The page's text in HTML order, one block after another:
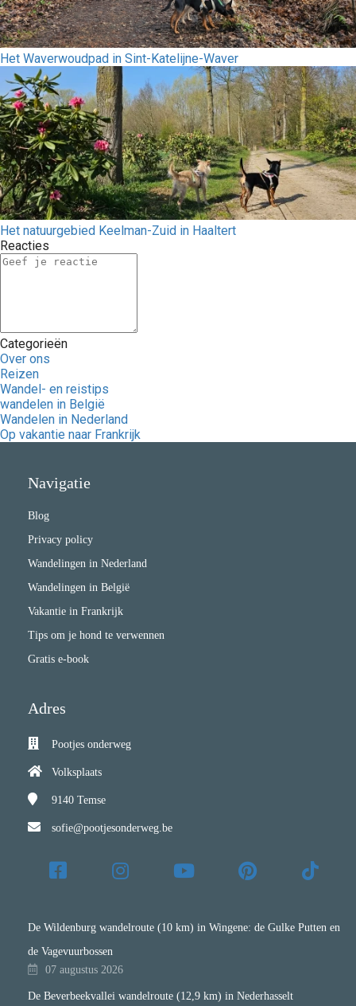
Het Waverwoudpad in Sint-Katelijne-Waver
Het natuurgebied Keelman-Zuid in Haaltert
Reacties
Categorieën
Over ons
Reizen
Wandel- en reistips
wandelen in België
Wandelen in Nederland
Op vakantie naar Frankrijk
Navigatie
Blog
Privacy policy
Wandelingen in Nederland
Wandelingen in België
Vakantie in Frankrijk
Tips om je hond te verwennen
Gratis e-book
Adres
Pootjes onderweg
Volksplaats
9140 Temse
sofie@pootjesonderweg.be
De Wildenburg wandelroute (10 km) in Wingene: de Gulke Putten en
de Vagevuurbossen
07 augustus 2026
De Beverbeekvallei wandelroute (12,9 km) in Nederhasselt